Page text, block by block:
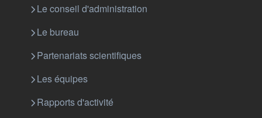
Le conseil d'administration
Le bureau
Partenariats scientifiques
Les équipes
Rapports d'activité